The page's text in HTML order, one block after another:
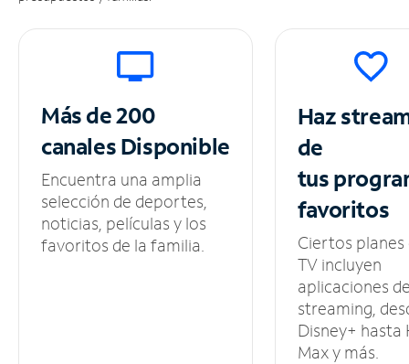
Más de 200
canalesDisponible
Encuentra una amplia
selección de deportes,
noticias, películas y los
favoritos de la familia.
Haz
de
tus
favoritos
Ciertos planes
TV incluyen
aplicaciones
streaming,
Disney+ hasta
Max y más.